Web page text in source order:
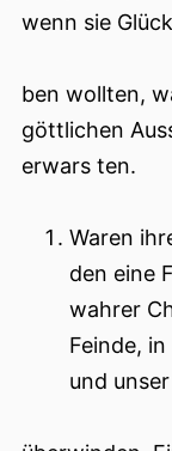
wenn sie
ben wollten,
göttlichen
erwars ten.
Waren
den eine
wahrer
Feinde,
und